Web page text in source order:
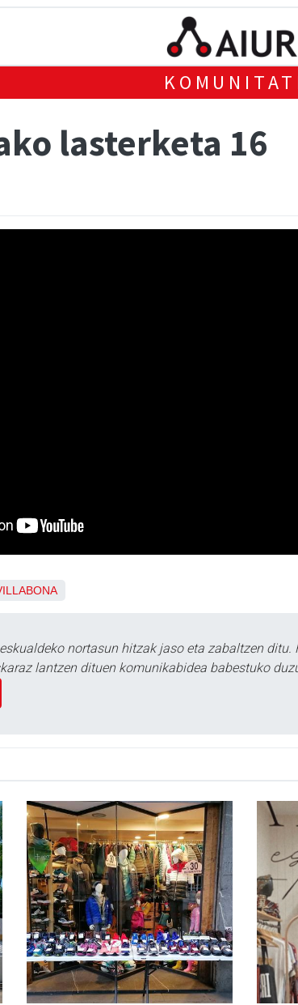
lasterketa 16
nortasun hitzak jaso eta zabaltzen ditu.
lantzen dituen komunikabidea babestuko